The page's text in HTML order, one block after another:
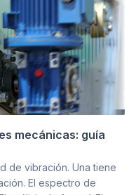
convierte e
mecánicas: guía
de vibración. Una tiene
El espectro de